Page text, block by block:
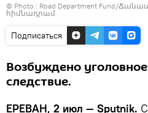
© Photo : Road Department Fund/
հիմնադրամ
Подписаться
Возбуждено
следствие.
ЕРЕВАН, 2 июл — Sputnik.